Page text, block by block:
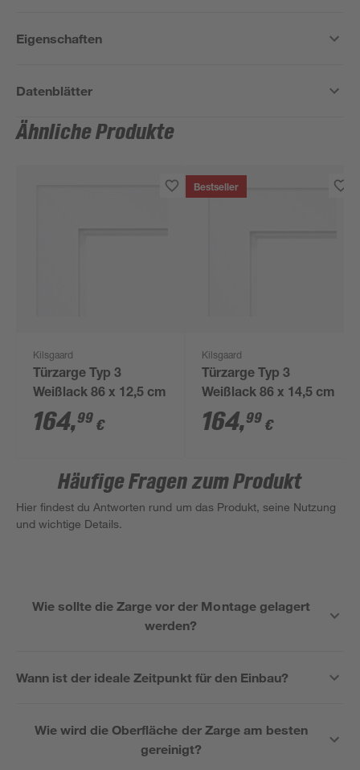
Eigenschaften
Datenblätter
Ähnliche Produkte
Kilsgaard
Türzarge Typ 3
Weißlack 86 x 12,5 cm
164,99 €
Bestseller
Kilsgaard
Türzarge Typ 3
Weißlack 86 x 14,5 cm
164,99 €
Häufige Fragen zum Produkt
Hier findest du Antworten rund um das Produkt, seine Nutzung
und wichtige Details.
Wie sollte die Zarge vor der Montage gelagert
werden?
Wann ist der ideale Zeitpunkt für den Einbau?
Wie wird die Oberfläche der Zarge am besten
gereinigt?